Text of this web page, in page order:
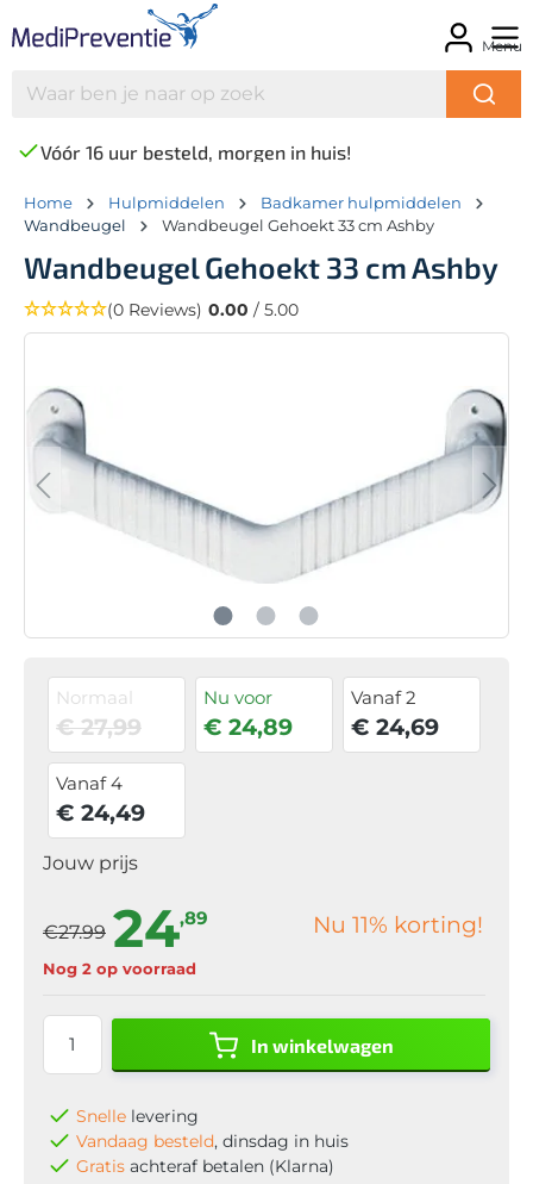
Menu
Vóór 16 uur besteld, morgen in huis!
Home Hulpmiddelen
Badkamer hulpmiddelen
Wandbeugel
Wandbeugel Gehoekt 33 cm Ashby
Wandbeugel Gehoekt 33 cm Ashby
(0 Reviews) 0.00 / 5.00
Normaal
€ 27,99
Nu voor
€ 24,89
Vanaf 2
€ 24,69
Vanaf 4
€ 24,49
Jouw prijs
€27.99 24,89 Nu 11% korting!
Nog 2 op voorraad
In winkelwagen
Snelle levering
Vandaag besteld, dinsdag in huis
Gratis achteraf betalen (Klarna)